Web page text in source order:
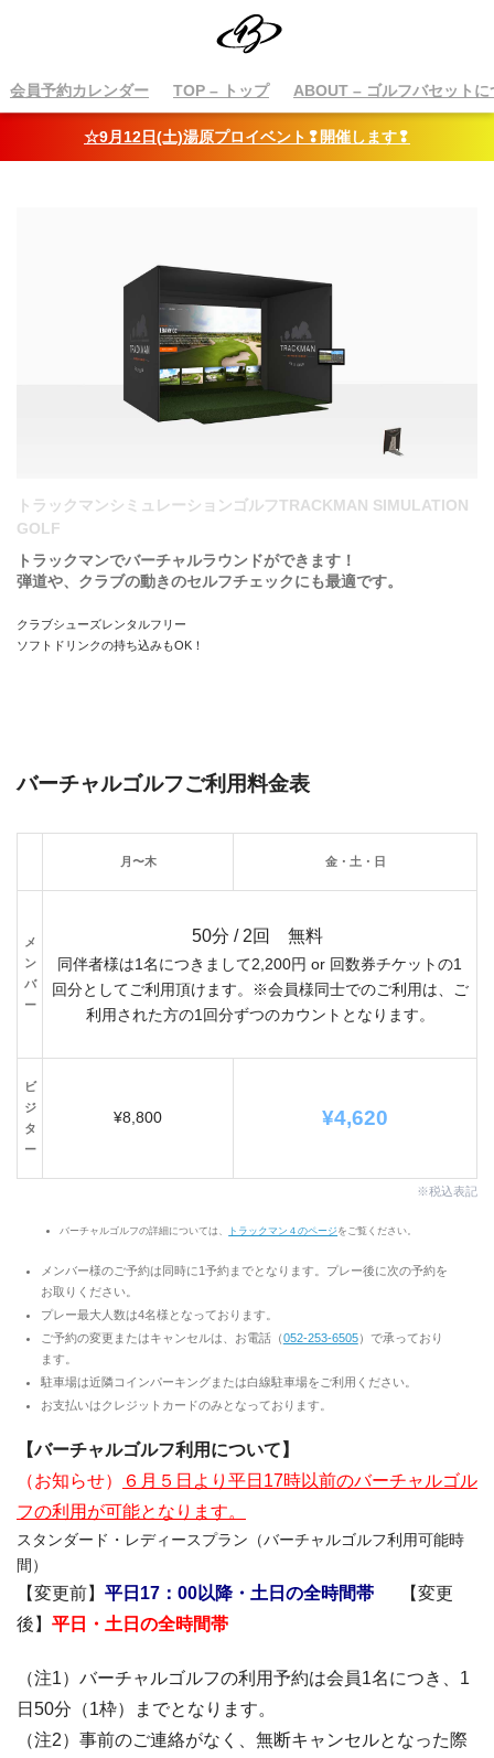
会員予約カレンダー TOP – トップ ABOUT – ゴルフバセットに
☆9月12日(土)湯原プロイベント❢開催します❢
トラックマンシミュレーションゴルフTRACKMAN SIMULATION
GOLF
トラックマンでバーチャルラウンドができます！
弾道や、クラブの動きのセルフチェックにも最適です。
クラブシューズレンタルフリー
ソフトドリンクの持ち込みもOK！
バーチャルゴルフご利用料金表
月〜木 金・土・日
メ
ン
バ
ー
50分 / 2回 無料
同伴者様は1名につきまして2,200円 or 回数券チケットの1
回分としてご利用頂けます。※会員様同士でのご利用は、ご
利用された方の1回分ずつのカウントとなります。
ビ
ジ
タ
ー
¥8,800 ¥4,620
※税込表記
バーチャルゴルフの詳細については、 トラックマン４のページをご覧ください。
メンバー様のご予約は同時に1予約までとなります。プレー後に次の予約を
お取りください。
プレー最大人数は4名様となっております。
ご予約の変更またはキャンセルは、お電話（052-253-6505）で承っており
ます。
駐車場は近隣コインパーキングまたは白線駐車場をご利用ください。
お支払いはクレジットカードのみとなっております。
【バーチャルゴルフ利用について】
（お知らせ）
６月５日より平日17時以前のバーチャルゴル
フの利用が可能となります。
スタンダード・レディースプラン（バーチャルゴルフ利用可能時
間）
【変更前】 平日17：00以降・土日の全時間帯
【変更
後】 平日・土日の全時間帯
（注1）バーチャルゴルフの利用予約は会員1名につき、1
日50分（1枠）までとなります。
（注2）事前のご連絡がなく、無断キャンセルとなった際